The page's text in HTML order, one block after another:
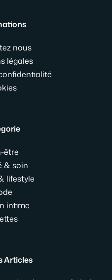
nous
légales
être
& soin
lifestyle
intime
Articles